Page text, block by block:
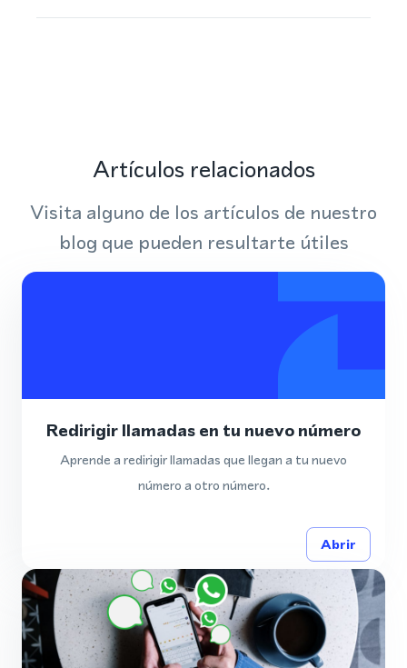
Artículos relacionados
Visita alguno de los artículos de nuestro
blog que pueden resultarte útiles
Redirigir llamadas en tu nuevo número
Aprende a redirigir llamadas que llegan a tu nuevo
número a otro número.
Abrir